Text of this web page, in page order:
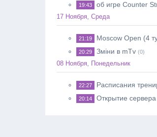
19:43 об игре Counter
17 Ноября, Среда
21:19 Moscow Open (4
20:29 Зміни в mTv (0)
08 Ноября, Понедельник
22:27 Расписания
20:14 Открытие сервера